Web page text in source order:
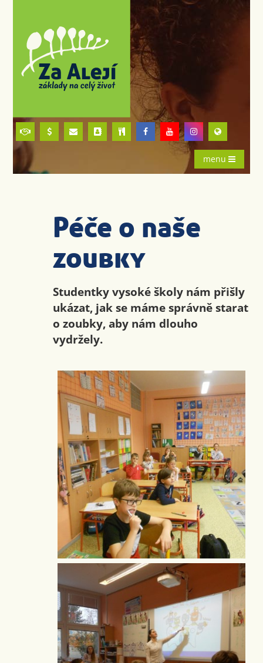
menu
Péče o naše
zoubky
Studentky vysoké školy nám přišly
ukázat, jak se máme správně starat
o zoubky, aby nám dlouho
vydržely.